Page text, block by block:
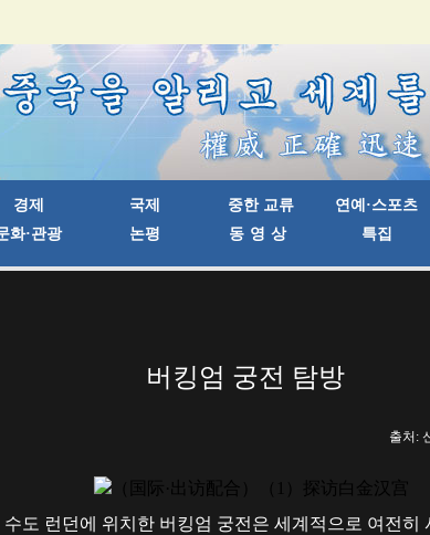
버킹엄 궁전 탐방
출처:
도 런던에 위치한 버킹엄 궁전은 세계적으로 여전히